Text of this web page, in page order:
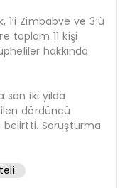
1’i Zimbabve ve 3’ü
toplam 11 kişi
hakkında
son iki yılda
dördüncü
Soruşturma